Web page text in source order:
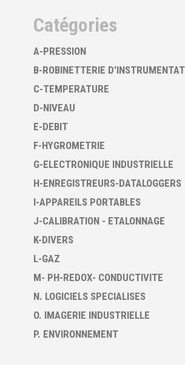
Catégories
A-PRESSION
B-ROBINETTERIE
C-TEMPERATURE
D-NIVEAU
E-DEBIT
F-HYGROMETRIE
G-ELECTRONIQUE INDUSTRIELLE
H-ENREGISTREURS-DATALOGGERS
I-APPAREILS PORTABLES
J-CALIBRATION - ETALONNAGE
K-DIVERS
L-GAZ
M- PH-REDOX- CONDUCTIVITE
N. LOGICIELS SPECIALISES
O. IMAGERIE INDUSTRIELLE
P. ENVIRONNEMENT